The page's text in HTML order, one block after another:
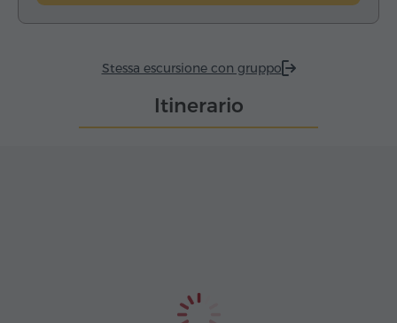
Stessa escursione con gruppo
Itinerario